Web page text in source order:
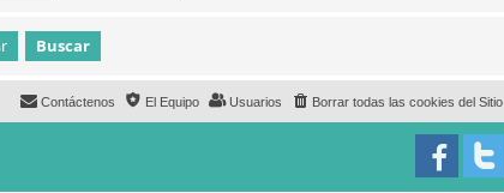
Borrar todas las cookies del Sitio
Usuarios
El Equipo
Contáctenos